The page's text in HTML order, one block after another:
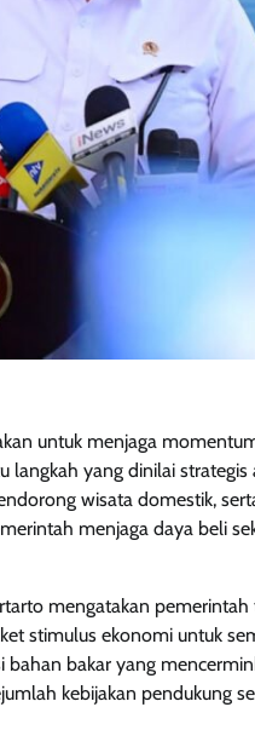
untuk menjaga
yang dinilai
wisata domestik,
menjaga daya beli
mengatakan
stimulus ekonomi untuk
bakar yang
kebijakan pendukung